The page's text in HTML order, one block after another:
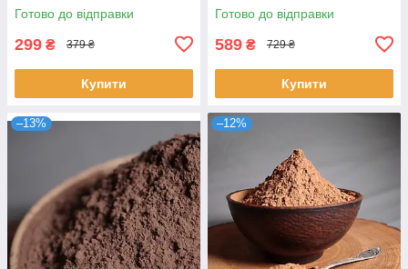
Готово до відправки
299 ₴ 379 ₴
Купити
Готово до відправки
589 ₴ 729 ₴
Купити
–13% –12%